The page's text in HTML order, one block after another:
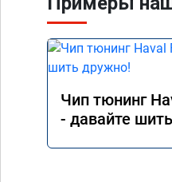
Чип тюнинг
- давайте